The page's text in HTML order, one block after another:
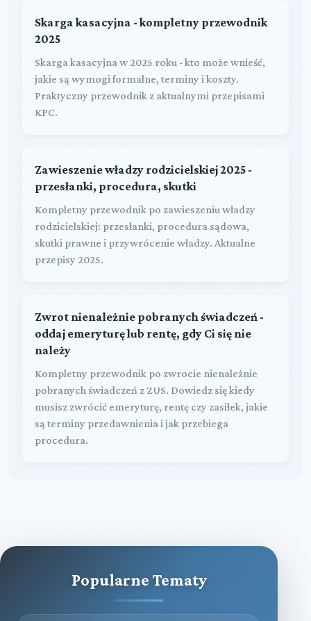
Skarga kasacyjna - kompletny przewodnik
2025
Skarga kasacyjna w 2025 roku - kto może wnieść,
jakie są wymogi formalne, terminy i koszty.
Praktyczny przewodnik z aktualnymi przepisami
KPC.
Zawieszenie władzy rodzicielskiej 2025 -
przesłanki, procedura, skutki
Kompletny przewodnik po zawieszeniu władzy
rodzicielskiej: przesłanki, procedura sądowa,
skutki prawne i przywrócenie władzy. Aktualne
przepisy 2025.
Zwrot nienależnie pobranych świadczeń -
oddaj emeryturę lub rentę, gdy Ci się nie
należy
Kompletny przewodnik po zwrocie nienależnie
pobranych świadczeń z ZUS. Dowiedz się kiedy
musisz zwrócić emeryturę, rentę czy zasiłek, jakie
są terminy przedawnienia i jak przebiega
procedura.
Popularne Tematy